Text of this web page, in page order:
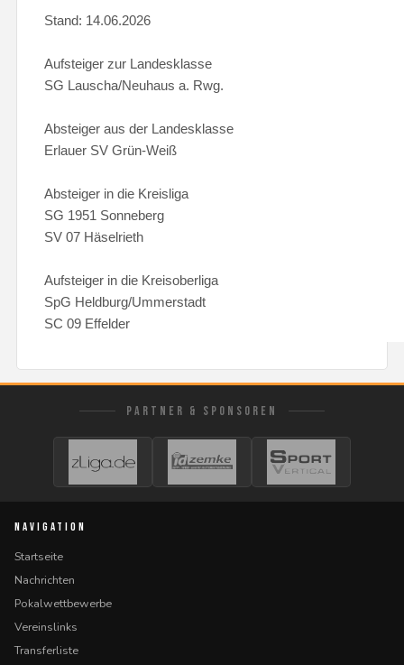
Stand: 14.06.2026
Aufsteiger zur Landesklasse
SG Lauscha/Neuhaus a. Rwg.
Absteiger aus der Landesklasse
Erlauer SV Grün-Weiß
Absteiger in die Kreisliga
SG 1951 Sonneberg
SV 07 Häselrieth
Aufsteiger in die Kreisoberliga
SpG Heldburg/Ummerstadt
SC 09 Effelder
PARTNER & SPONSOREN
NAVIGATION
Startseite
Nachrichten
Pokalwettbewerbe
Vereinslinks
Transferliste